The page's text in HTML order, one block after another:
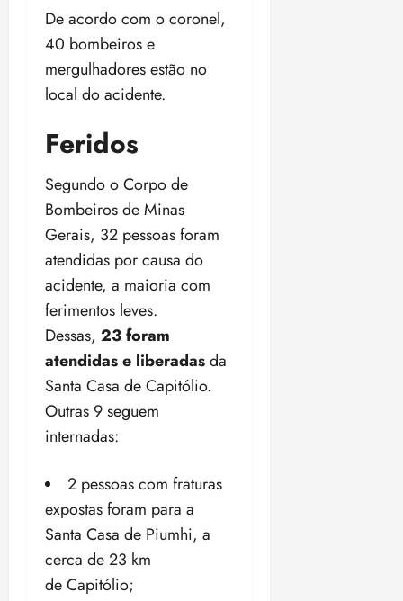
De acordo com o coronel,
40 bombeiros e
mergulhadores estão no
local do acidente.
Feridos
Segundo o Corpo de
Bombeiros de Minas
Gerais, 32 pessoas foram
atendidas por causa do
acidente, a maioria com
ferimentos leves.
Dessas, 23 foram
atendidas e liberadasda
Santa Casa de Capitólio.
Outras 9 seguem
internadas:
2 pessoas com fraturas
expostas foram para a
Santa Casa de Piumhi, a
cerca de 23 km
de Capitólio;